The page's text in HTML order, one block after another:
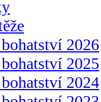
2026
2025
2024